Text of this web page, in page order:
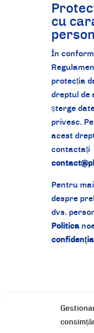
cu
În
protecția
dreptul de
șterge
privesc.
acest
contactați
Pentru
despre
dvs.
Politica